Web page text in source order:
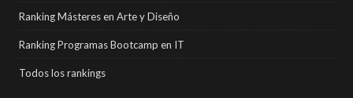
Ranking Másteres en Arte y Diseño
Ranking Programas Bootcamp en IT
Todos los rankings